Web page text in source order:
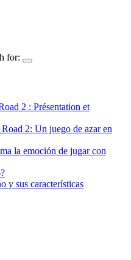
for:
2 : Présentation et
2: Un juego de azar en
la emoción de jugar con
y sus características